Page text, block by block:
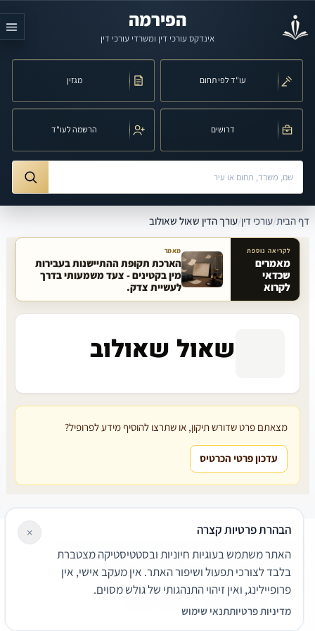
הפירמה
אינדקס עורכי דין ומשרדי עורכי דין
עו"ד לפי תחום מגזין
דרושים הרשמה לעו"ד
חיפוש לפי שם, משרד, תחום משפט או עיר
דף הבית/עורכי דין/עורך הדין שאול שאולוב
מאמרים קשורים באתר
לקריאה נוספת
מאמרים
שכדאי
לקרוא
מאמר
הארכת תקופת ההתיישנות בעבירות
מין בקטינים - צעד משמעותי בדרך
לעשיית צדק.
שאול שאולוב
מצאתם פרט שדורש תיקון, או שתרצו להוסיף מידע לפרופיל?
עדכון פרטי הכרטיס
שירותים משפטיים
דרושים צור קשר נגישותפרטיות
תנאי שימוש
© 2026 הפירמה. כל הזכויות שמורות.
הבהרת פרטיות קצרה
האתר משתמש בעוגיות חיוניות ובסטטיסטיקה מצטברת
בלבד לצורכי תפעול ושיפור האתר. אין מעקב אישי, אין
פרופיילינג, ואין זיהוי התנהגותי של גולש מסוים.
מדיניות פרטיותתנאי שימוש
×